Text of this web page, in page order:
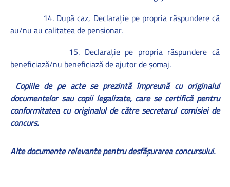
14. După caz, Declaraţie pe propria răspundere că
au/nu au calitatea de pensionar.
15. Declaraţie pe propria răspundere că
beneficiază/nu beneficiază de ajutor de şomaj.
Copiile de pe acte se prezintă împreună cu originalul
documentelor sau copii legalizate, care se certifică pentru
conformitatea cu originalul de către secretarul comisiei de
concurs.
Alte documente relevante pentru desfăşurarea concursului.